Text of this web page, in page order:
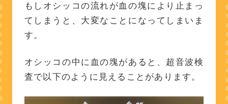
もしオシッコの流れが血の塊により止まっ
てしまうと、大変なことになってしまいま
す。
オシッコの中に血の塊があると、超音波検
査で以下のように見えることがあります。